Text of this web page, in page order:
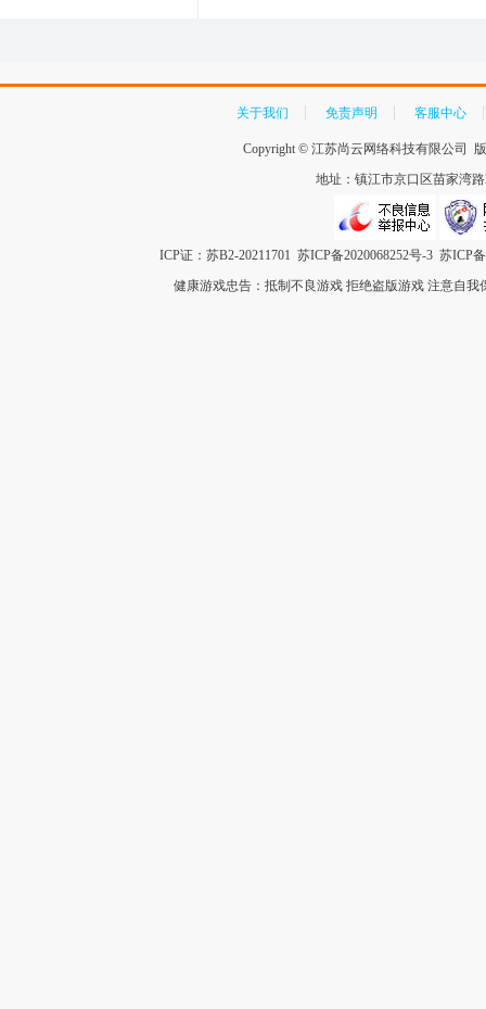
关于我们 免责声明 客服中心
Copyright © 江苏尚云网络科技有限公司
地址：镇江市京口区苗家湾
ICP证：苏B2-20211701 苏ICP备2020068252号-3 苏ICP
健康游戏忠告：抵制不良游戏 拒绝盗版游戏 注意自